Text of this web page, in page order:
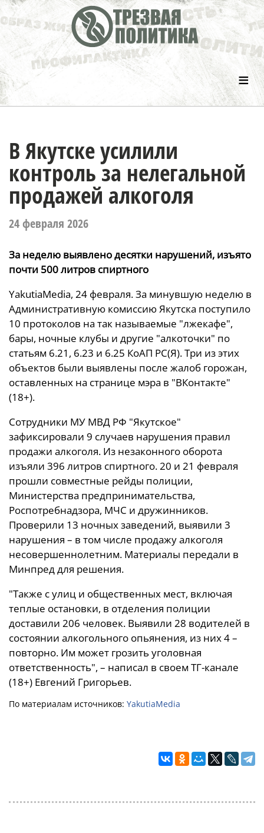
≡
В Якутске усилили
контроль за нелегальной
продажей алкоголя
24 февраля 2026
За неделю выявлено десятки нарушений, изъято
почти 500 литров спиртного
YakutiaMedia, 24 февраля. За минувшую неделю в
Административную комиссию Якутска поступило
10 протоколов на так называемые "лжекафе",
бары, ночные клубы и другие "алкоточки" по
статьям 6.21, 6.23 и 6.25 КоАП РС(Я). Три из этих
объектов были выявлены после жалоб горожан,
оставленных на странице мэра в "ВКонтакте"
(18+).
Сотрудники МУ МВД РФ "Якутское"
зафиксировали 9 случаев нарушения правил
продажи алкоголя. Из незаконного оборота
изъяли 396 литров спиртного. 20 и 21 февраля
прошли совместные рейды полиции,
Министерства предпринимательства,
Роспотребнадзора, МЧС и дружинников.
Проверили 13 ночных заведений, выявили 3
нарушения – в том числе продажу алкоголя
несовершеннолетним. Материалы передали в
Минпред для решения.
"Также с улиц и общественных мест, включая
теплые остановки, в отделения полиции
доставили 206 человек. Выявили 28 водителей в
состоянии алкогольного опьянения, из них 4 –
повторно. Им может грозить уголовная
ответственность", – написал в своем ТГ-канале
(18+) Евгений Григорьев.
По материалам источников: YakutiaMedia